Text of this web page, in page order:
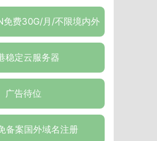
免费30G/月/不限境内外
稳定云服务器
广告待位
备案国外域名注册